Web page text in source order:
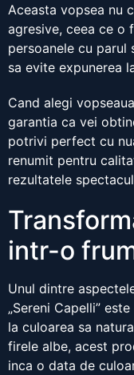
Aceasta vopsea nu
agresive, ceea ce o
persoanele cu parul
sa evite expunerea
Cand alegi
garantia ca vei
potrivi perfect cu
renumit pentru
rezultatele
intr-o
Unul dintre
„Sereni Capelli”
la culoarea sa
firele albe, acest
inca o data de